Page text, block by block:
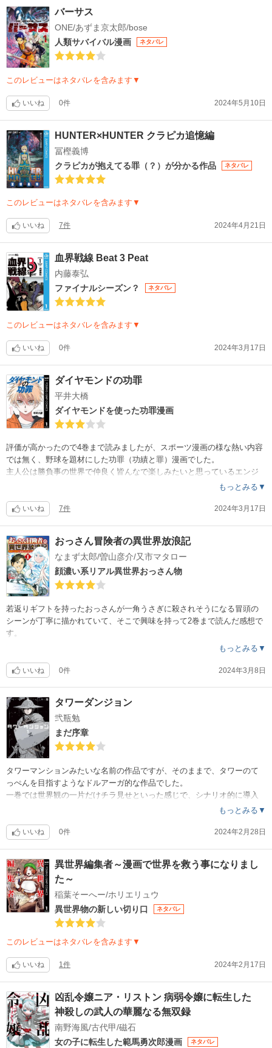
ふーん』で終わったでしょう。色々な立場のキャラを嫌な奴に表現せず
、どこまでも爽やかに表現した技術は凄いです。
まあ、とにかく先が気になってしょうがない作品なのでこの先も期待大
大です。一巻の最後に盛り上がるシーンがありますので（2巻以降追いか
けるキッカケにもなった）、気になった方はそこまでは見てみる事を #ｵｽ
ｽﾒ します?
バーサス
ONE/あずま京太郎/bose
人類サバイバル漫画
ネタバレ
このレビューはネタバレを含みます▼
いいね 0件 2024年5月10日
HUNTER×HUNTER クラピカ追憶編
冨樫義博
クラピカが抱えてる罪（？）が分かる作品
ネタバレ
このレビューはネタバレを含みます▼
いいね 7件 2024年4月21日
血界戦線 Beat 3 Peat
内藤泰弘
ファイナルシーズン？
ネタバレ
このレビューはネタバレを含みます▼
いいね 0件 2024年3月17日
ダイヤモンドの功罪
平井大橋
ダイヤモンドを使った功罪漫画
評価が高かったので4巻まで読みましたが、スポーツ漫画の様な熱い内容
では無く、野球を題材にした功罪（功績と罪）漫画でした。
主人公は勝負事の世界で仲良く皆んなで楽しみたいと思っているエンジ
ョイ勢。周りは主人公の才能に嫉妬したり囲んだりの価値観押し付け勢
物語はエンジョイしたいのに皆んながエンジョイさせてくれない?ｳﾜｰﾝ
野球漫画ですが、別に野球でなくても成立する漫画で、私が親なら総合
格闘技を主人公に習わせますね。そしてこう言います『他人に左右され
ずに己の拳で強くなれ』と。
もっとみる▼
いいね 7件 2024年3月17日
おっさん冒険者の異世界放浪記
なまず太郎/曽山彦介/又市マタロー
顔濃い系リアル異世界おっさん物
若返りギフトを持ったおっさんが一角うさぎに殺されそうになる冒頭の
シーンが丁寧に描かれていて、そこで興味を持って2巻まで読んだ感想で
す。
主人公のおっさんより顔の濃いおっさんがなかなかの個性を持った良い
の内容が細かなところまで考えられていたり、総じて顔は濃いのですが
この先どうなるか、2巻末の女神みたいな心境で見守っていこうと思いま
す?
もっとみる▼
いいね 0件 2024年3月8日
タワーダンジョン
弐瓶勉
まだ序章
タワーマンションみたいな名前の作品ですが、そのままで、タワーのて
っぺんを目指すようなドルアーガ的な作品でした。
一巻では世界観の一片だけチラ見せといった感じで、シナリオ的に導入
部でしたが、弍瓶作品ですので今後どうなるのかは全く分からないので
作風的には人形の国の様にコミカルな面もあって、正直物足りなくなっ
もっとみる▼
いいね 0件 2024年2月28日
異世界編集者～漫画で世界を救う事になりまし
た～
稲葉そーへー/ホリエリュウ
異世界物の新しい切り口
ネタバレ
このレビューはネタバレを含みます▼
いいね 1件 2024年2月17日
凶乱令嬢ニア・リストン 病弱令嬢に転生した
神殺しの武人の華麗なる無双録
南野海風/古代甲/磁石
女の子に転生した範馬勇次郎漫画
ネタバレ